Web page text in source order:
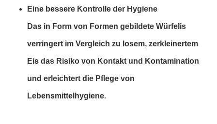
Eine bessere Kontrolle der Hygiene
Das in Form von Formen gebildete Würfelis
verringert im Vergleich zu losem, zerkleinertem
Eis das Risiko von Kontakt und Kontamination
und erleichtert die Pflege von
Lebensmittelhygiene.